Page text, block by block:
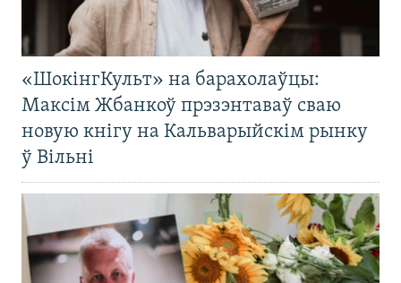
«ШокінгКульт» на барахолаўцы:
Максім Жбанкоў прэзэнтаваў сваю
новую кнігу на Кальварыйскім рынку
ў Вільні